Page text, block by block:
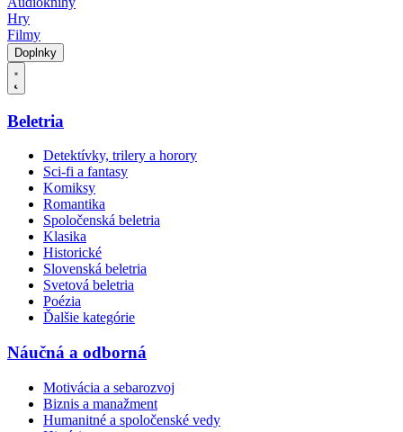
Hry
Filmy
Doplnky
Beletria
Detektívky, trilery a horory
Sci-fi a fantasy
Komiksy
Romantika
Spoločenská beletria
Klasika
Historické
Slovenská beletria
Svetová beletria
Poézia
Ďalšie kategórie
Náučná a odborná
Motivácia a sebarozvoj
Biznis a manažment
Humanitné a spoločenské vedy